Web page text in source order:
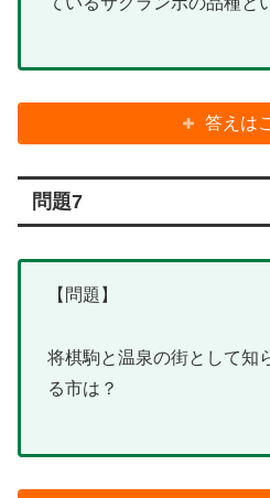
答えは
問題7
【問題】
将棋駒と温泉の街として知
る市は？